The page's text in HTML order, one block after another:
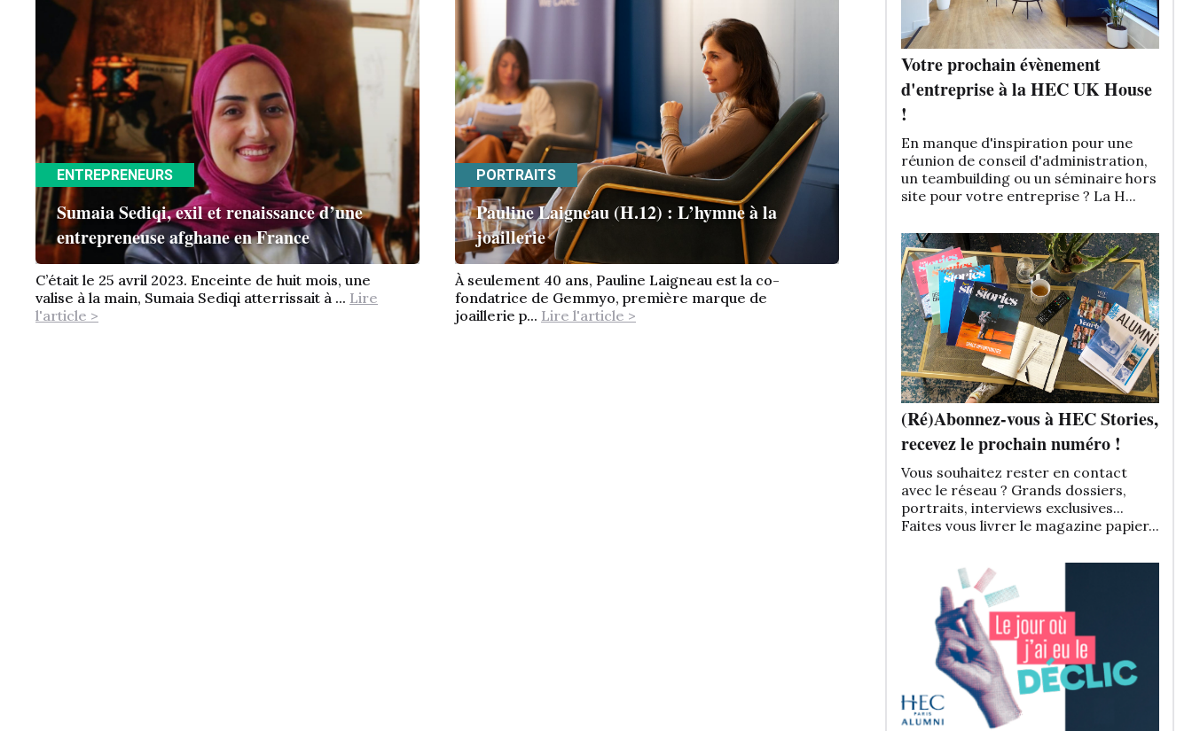
ENTREPRENEURS
Sumaia Sediqi, exil et renaissance d’une
entrepreneuse afghane en France
C’était le 25 avril 2023. Enceinte de huit mois, une
valise à la main, Sumaia Sediqi atterrissait à ... Lire
l'article >
PORTRAITS
Pauline Laigneau (H.12) : L’hymne à la
joaillerie
À seulement 40 ans, Pauline Laigneau est la co-
fondatrice de Gemmyo, première marque de
joaillerie p... Lire l'article >
Votre prochain évènement
d'entreprise à la HEC UK House
!
En manque d'inspiration pour une
réunion de conseil d'administration,
un teambuilding ou un séminaire hors
site pour votre entreprise ? La H...
(Ré)Abonnez-vous à HEC Stories,
recevez le prochain numéro !
Vous souhaitez rester en contact
avec le réseau ? Grands dossiers,
portraits, interviews exclusives...
Faites vous livrer le magazine papier...